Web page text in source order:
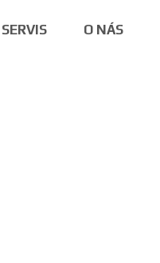
SERVIS O NÁS